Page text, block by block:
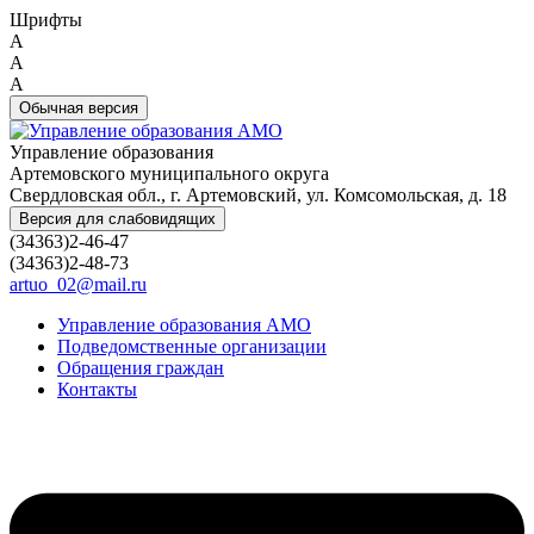
Шрифты
A
A
A
Обычная версия
Управление образования
Артемовского муниципального округа
Свердловская обл., г. Артемовский, ул. Комсомольская, д. 18
Версия для слабовидящих
(34363)2-46-47
(34363)2-48-73
artuo_02@mail.ru
Управление образования АМО
Подведомственные организации
Обращения граждан
Контакты